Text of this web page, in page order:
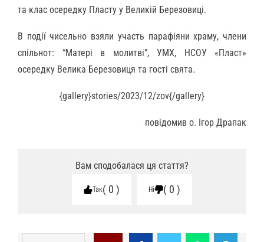
та клас осередку Пласту у Великій Березовиці.
В події чисельно взяли участь парафіяни храму, члени
спільнот: “Матері в молитві”, УМХ, НСОУ «Пласт»
осередку Велика Березовиця та гості свята.
{gallery}stories/2023/12/zov{/gallery}
повідомив о. Ігор Драпак
Вам сподобалася ця стаття?
Так 0 Ні 0